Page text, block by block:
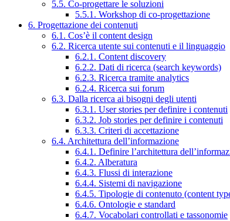
5.5. Co-progettare le soluzioni
5.5.1. Workshop di co-progettazione
6. Progettazione dei contenuti
6.1. Cos’è il content design
6.2. Ricerca utente sui contenuti e il linguaggio
6.2.1. Content discovery
6.2.2. Dati di ricerca (search keywords)
6.2.3. Ricerca tramite analytics
6.2.4. Ricerca sui forum
6.3. Dalla ricerca ai bisogni degli utenti
6.3.1. User stories per definire i contenuti
6.3.2. Job stories per definire i contenuti
6.3.3. Criteri di accettazione
6.4. Architettura dell’informazione
6.4.1. Definire l’architettura
6.4.2. Alberatura
6.4.3. Flussi di interazione
6.4.4. Sistemi di navigazione
6.4.5. Tipologie di contenuto (content
6.4.6. Ontologie e standard
6.4.7. Vocabolari controllati e tassonomie